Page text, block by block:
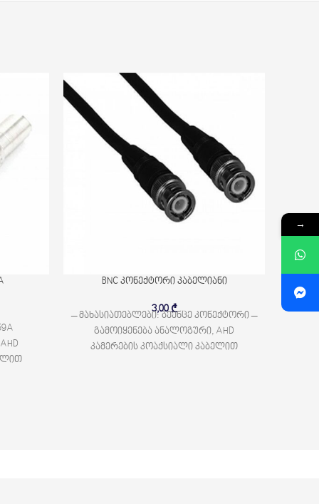
BNC კონექტორი კაბელიანი
3,00₾
– მახასიათებლები: ბეენცე კონექტორი –
გამოიყენება ანალოგური, AHD
კამერების კოაქსიალი კაბელით
→